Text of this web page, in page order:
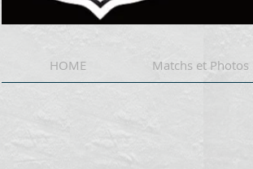
HOME Matchs et Photos